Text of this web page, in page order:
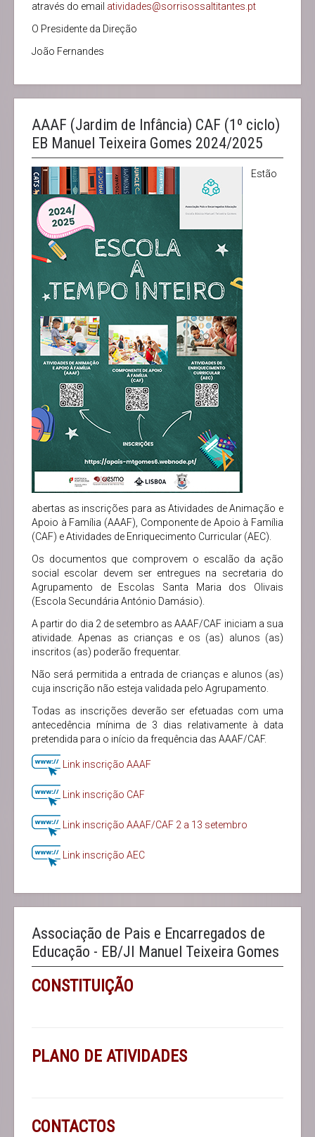
através do email atividades@sorrisossaltitantes.pt
O Presidente da Direção
João Fernandes
AAAF (Jardim de Infância) CAF (1º ciclo)
EB Manuel Teixeira Gomes 2024/2025
Estão
abertas as inscrições para as Atividades de Animação e
Apoio à Família (AAAF), Componente de Apoio à Família
(CAF) e Atividades de Enriquecimento Curricular (AEC).
Os documentos que comprovem o escalão da ação
social escolar devem ser entregues na secretaria do
Agrupamento de Escolas Santa Maria dos Olivais
(Escola Secundária António Damásio).
A partir do dia 2 de setembro as AAAF/CAF iniciam a sua
atividade. Apenas as crianças e os (as) alunos (as)
inscritos (as) poderão frequentar.
Não será permitida a entrada de crianças e alunos (as)
cuja inscrição não esteja validada pelo Agrupamento.
Todas as inscrições deverão ser efetuadas com uma
antecedência mínima de 3 dias relativamente à data
pretendida para o início da frequência das AAAF/CAF.
Link inscrição AAAF
Link inscrição CAF
Link inscrição AAAF/CAF 2 a 13 setembro
Link inscrição AEC
Associação de Pais e Encarregados de
Educação - EB/JI Manuel Teixeira Gomes
CONSTITUIÇÃO
PLANO DE ATIVIDADES
CONTACTOS